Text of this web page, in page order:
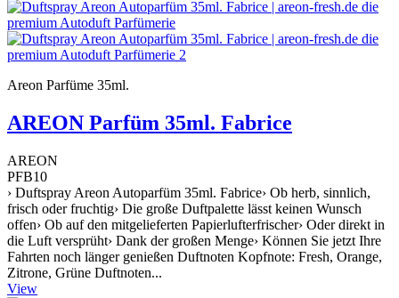
Areon Parfüme 35ml.
AREON Parfüm 35ml. Fabrice
AREON
PFB10
› Duftspray Areon Autoparfüm 35ml. Fabrice› Ob herb, sinnlich,
frisch oder fruchtig› Die große Duftpalette lässt keinen Wunsch
offen› Ob auf den mitgelieferten Papierlufterfrischer› Oder direkt in
die Luft versprüht› Dank der großen Menge› Können Sie jetzt Ihre
Fahrten noch länger genießen Duftnoten Kopfnote: Fresh, Orange,
Zitrone, Grüne Duftnoten...
View